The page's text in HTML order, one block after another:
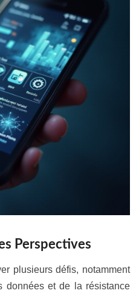
Perspectives
plusieurs défis, notamment
données et de la résistance